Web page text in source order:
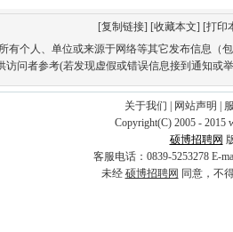
[复制链接] [收藏本文] [打印
有个人、单位或来源于网络等其它发布信息（
访问者参考(若发现虚假或错误信息接到通知或
关于我们 网站声明
Copyright(C) 2005 - 2015
硕博招聘网
客服电话：0839-5253278 E-
未经 硕博招聘网 同意，不